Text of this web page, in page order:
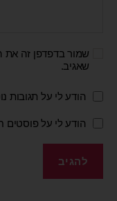
שמור בדפדפן זה
שאגיב.
הודע לי על תגובות
הודע לי על פוסטים